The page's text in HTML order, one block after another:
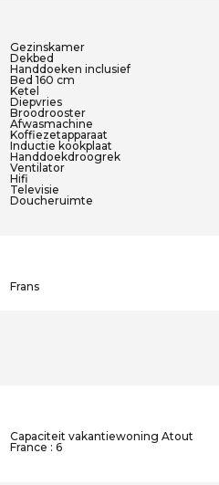
Gezinskamer
Dekbed
Handdoeken inclusief
Bed 160 cm
Ketel
Diepvries
Broodrooster
Afwasmachine
Koffiezetapparaat
Inductie kookplaat
Handdoekdroogrek
Ventilator
Hifi
Televisie
Doucheruimte
Frans
Capaciteit vakantiewoning Atout
France : 6